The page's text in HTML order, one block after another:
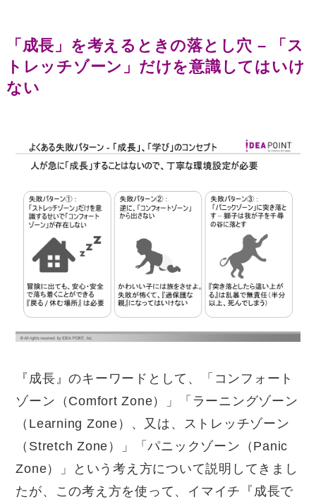
「成長」を考えるときの落とし穴 – 「ス
トレッチゾーン」だけを意識してはいけ
ない
『成長』のキーワードとして、「コンフォート
ゾーン（ Comfort Zone）」「ラーニングゾーン
（ Learning Zone ）、又は、ストレッチゾーン
（ Stretch Zone ）」「パニックゾーン（ Panic
Zone）」という考え方について説明してきまし
たが、この考え方を使って、イマイチ『成長で